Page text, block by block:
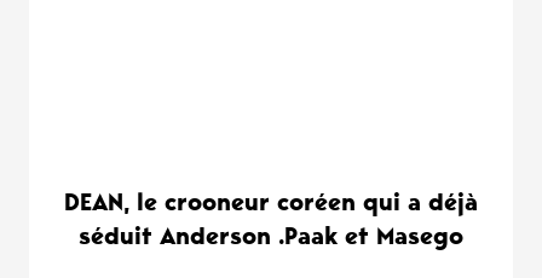
DEAN, le crooneur coréen qui a déjà
séduit Anderson .Paak et Masego